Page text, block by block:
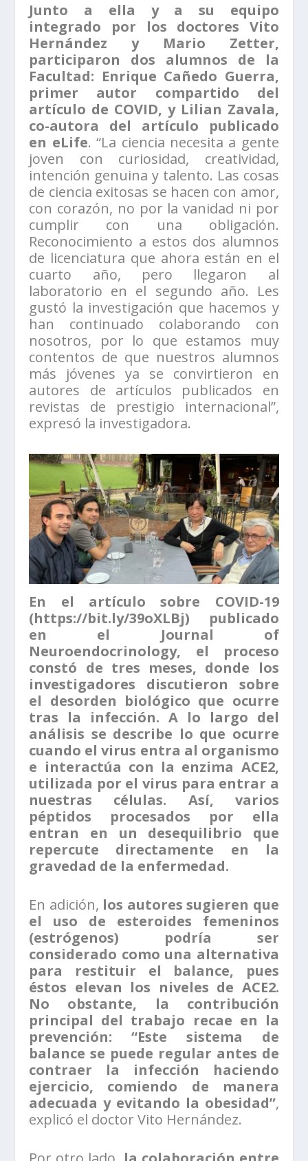
Junto a ella y a su equipo
integrado por los doctores Vito
Hernández y Mario Zetter,
participaron dos alumnos de la
Facultad: Enrique Cañedo Guerra,
primer autor compartido del
artículo de COVID, y Lilian Zavala,
co-autora del artículo publicado
en eLife. “La ciencia necesita a gente
joven con curiosidad, creatividad,
intención genuina y talento. Las cosas
de ciencia exitosas se hacen con amor,
con corazón, no por la vanidad ni por
cumplir con una obligación.
Reconocimiento a estos dos alumnos
de licenciatura que ahora están en el
cuarto año, pero llegaron al
laboratorio en el segundo año. Les
gustó la investigación que hacemos y
han continuado colaborando con
nosotros, por lo que estamos muy
contentos de que nuestros alumnos
más jóvenes ya se convirtieron en
autores de artículos publicados en
revistas de prestigio internacional”,
expresó la investigadora.
En el artículo sobre COVID-19
(https://bit.ly/39oXLBj) publicado
en el Journal of
Neuroendocrinology, el proceso
constó de tres meses, donde los
investigadores discutieron sobre
el desorden biológico que ocurre
tras la infección. A lo largo del
análisis se describe lo que ocurre
cuando el virus entra al organismo
e interactúa con la enzima ACE2,
utilizada por el virus para entrar a
nuestras células. Así, varios
péptidos procesados por ella
entran en un desequilibrio que
repercute directamente en la
gravedad de la enfermedad.
En adición, los autores sugieren que
el uso de esteroides femeninos
(estrógenos) podría ser
considerado como una alternativa
para restituir el balance, pues
éstos elevan los niveles de ACE2.
No obstante, la contribución
principal del trabajo recae en la
prevención:
“Este sistema de
balance se puede regular antes de
contraer la infección haciendo
ejercicio, comiendo de manera
adecuada y evitando la obesidad”,
explicó el doctor Vito Hernández.